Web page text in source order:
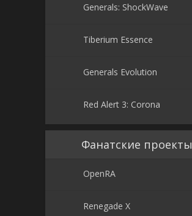
Generals: ShockWave
Tiberium Essence
Generals Evolution
Red Alert 3: Corona
Фанатские проекты
OpenRA
Renegade X